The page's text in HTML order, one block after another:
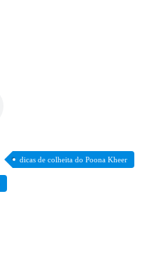
dicas de colheita do Poona Kheer